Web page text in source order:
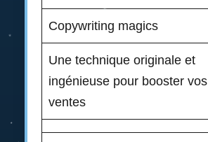
Copywriting magics
Une technique originale et
ingénieuse pour booster vos
ventes